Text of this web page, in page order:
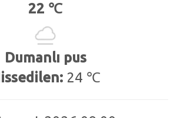
22 ℃
Dumanlı pus
24 ℃